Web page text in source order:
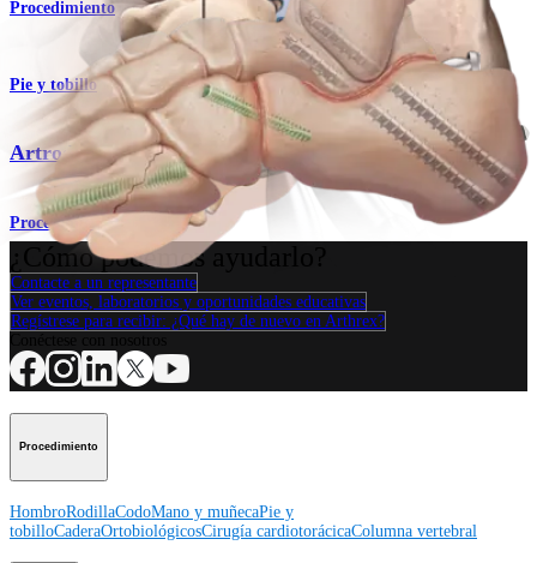
Procedimiento
Pie y tobillo
Artrodesis subtalar (Pie plano)
Procedimiento
¿Cómo podemos ayudarlo?
Contacte a un representante
Ver eventos, laboratorios y oportunidades educativas
Regístrese para recibir: ¿Qué hay de nuevo en Arthrex?
Procedimiento
HombroRodillaCodoMano y muñecaPie y
tobilloCaderaOrtobiológicosCirugía cardiotorácicaColumna vertebral